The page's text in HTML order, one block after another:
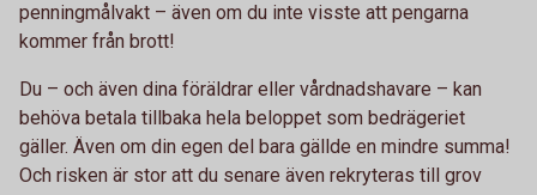
penningmålvakt – även om du inte visste att pengarna
kommer från brott!
Du – och även dina föräldrar eller vårdnadshavare – kan
behöva betala tillbaka hela beloppet som bedrägeriet
gäller. Även om din egen del bara gällde en mindre summa!
Och risken är stor att du senare även rekryteras till grov